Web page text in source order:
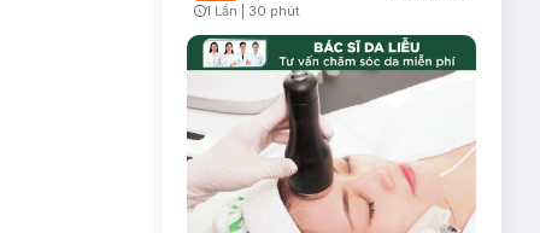
Timer Gray Icon
1 Lần 30 phút